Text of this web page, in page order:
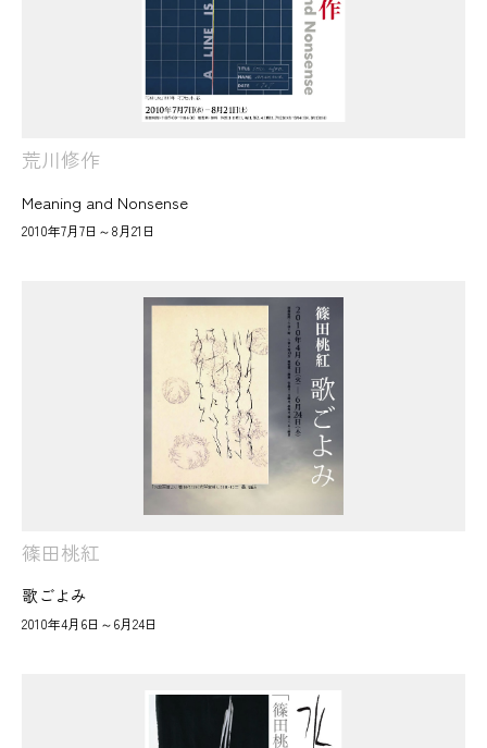
荒川修作
Meaning and Nonsense
2010年7月7日～8月21日
篠田桃紅
歌ごよみ
2010年4月6日～6月24日